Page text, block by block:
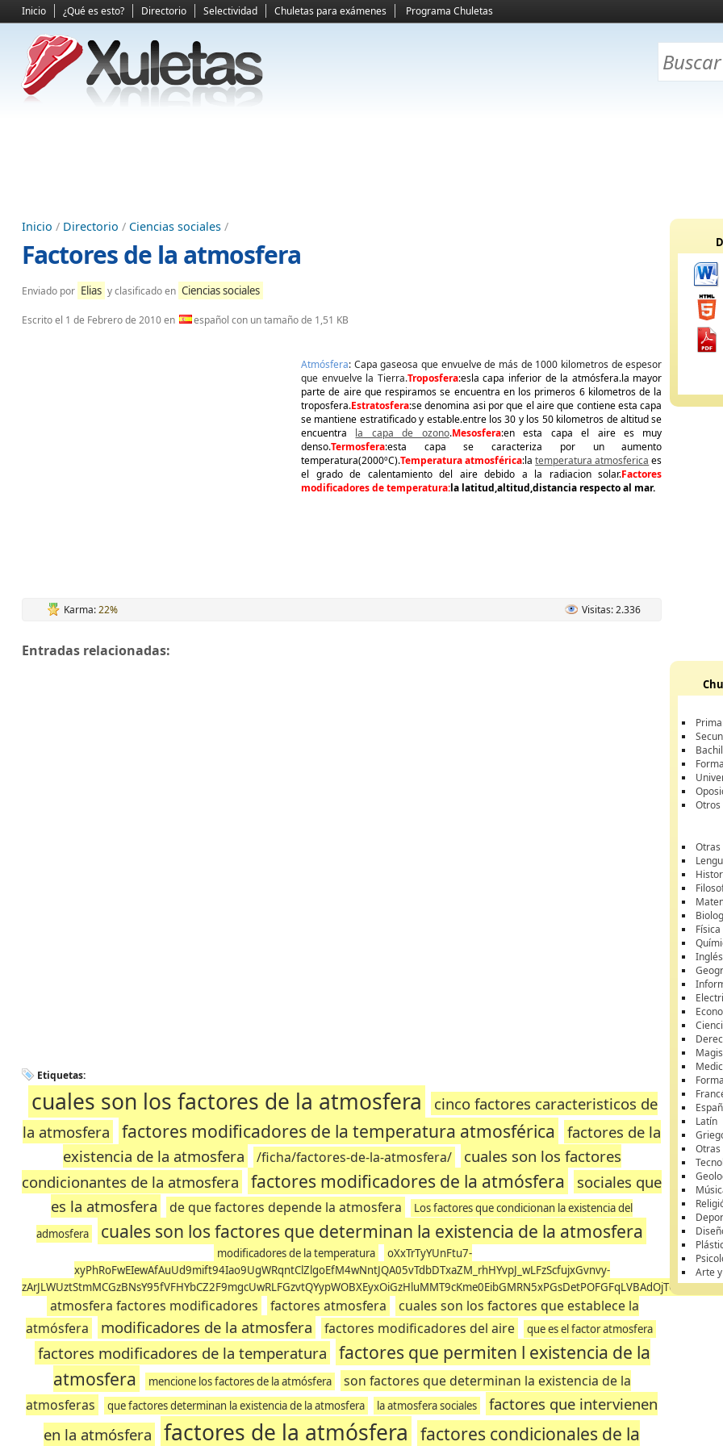
Inicio ¿Qué es esto? Directorio Selectividad Chuletas para exámenes Programa Chuletas
Inicio / Directorio / Ciencias sociales /
Factores de la atmosfera
Enviado por Elias y clasificado en Ciencias sociales
Escrito el 1 de Febrero de 2010en español con un tamaño de 1,51 KB
Atmósfera: Capa gaseosa que envuelve de más de 1000 kilometros de espesor
que envuelve la Tierra.Troposfera:esla capa inferior de la atmósfera.la mayor
parte de aire que respiramos se encuentra en los primeros 6 kilometros de la
troposfera.Estratosfera:se denomina asi por que el aire que contiene esta capa
se mantiene estratificado y estable.entre los 30 y los 50 kilometros de altitud se
encuentra la capa de ozono.Mesosfera:en esta capa el aire es muy
denso.Termosfera:esta capa se caracteriza por un aumento
temperatura(2000ºC).Temperatura atmosférica:latemperatura atmosferica es
el grado de calentamiento del aire debido a la radiacion solar.Factores
modificadores de temperatura:la latitud,altitud,distancia respecto al mar.
Karma:22% Visitas: 2.336
Entradas relacionadas:
Etiquetas:
cuales son los factores de la atmosfera
cinco factores caracteristicos de
la atmosfera
factores modificadores de la temperatura atmosférica
factores de la
existencia de la atmosfera
/ficha/factores-de-la-atmosfera/
cuales son los factores
condicionantes de la atmosfera
factores modificadores de la atmósfera
sociales que
es la atmosfera
de que factores depende la atmosfera
Los factores que condicionan la existencia del
admosfera
cuales son los factores que determinan la existencia de la atmosfera
modificadores de la temperatura
oXxTrTyYUnFtu7-
xyPhRoFwEIewAfAuUd9mift94Iao9UgWRqntClZlgoEfM4wNntJQA05vTdbDTxaZM_rhHYvpJ_wLFzScfujxGvnvy-
atmosfera factores modificadores factores atmosfera
cuales son los factores que establece la
atmósfera
modificadores de la atmosfera factores modificadores del aire que es el factor atmosfera
factores modificadores de la temperatura
factores que permiten l existencia de la
atmosfera
mencione los factores de la atmósfera
son factores que determinan la existencia de la
atmosferas
que factores determinan la existencia de la atmosfera la atmosfera sociales
factores que intervienen
en la atmósfera
factores de la atmósfera factores condicionales de la
Otros
Física
Inglés
Latín
Arte